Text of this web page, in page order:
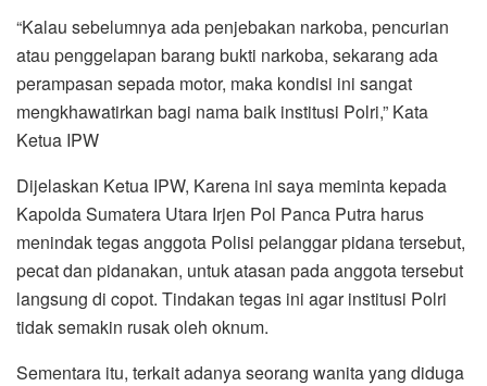
“Kalau sebelumnya ada penjebakan narkoba, pencurian
atau penggelapan barang bukti narkoba, sekarang ada
perampasan sepada motor, maka kondisi ini sangat
mengkhawatirkan bagi nama baik institusi Polri,” Kata
Ketua IPW
Dijelaskan Ketua IPW, Karena ini saya meminta kepada
Kapolda Sumatera Utara Irjen Pol Panca Putra harus
menindak tegas anggota Polisi pelanggar pidana tersebut,
pecat dan pidanakan, untuk atasan pada anggota tersebut
langsung di copot. Tindakan tegas ini agar institusi Polri
tidak semakin rusak oleh oknum.
Sementara itu, terkait adanya seorang wanita yang diduga